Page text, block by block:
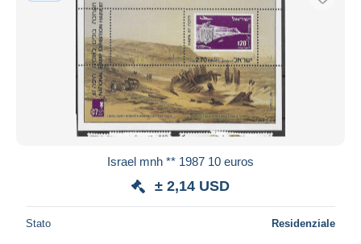
Israel mnh ** 1987 10 euros
± 2,14 USD
Stato Residenziale